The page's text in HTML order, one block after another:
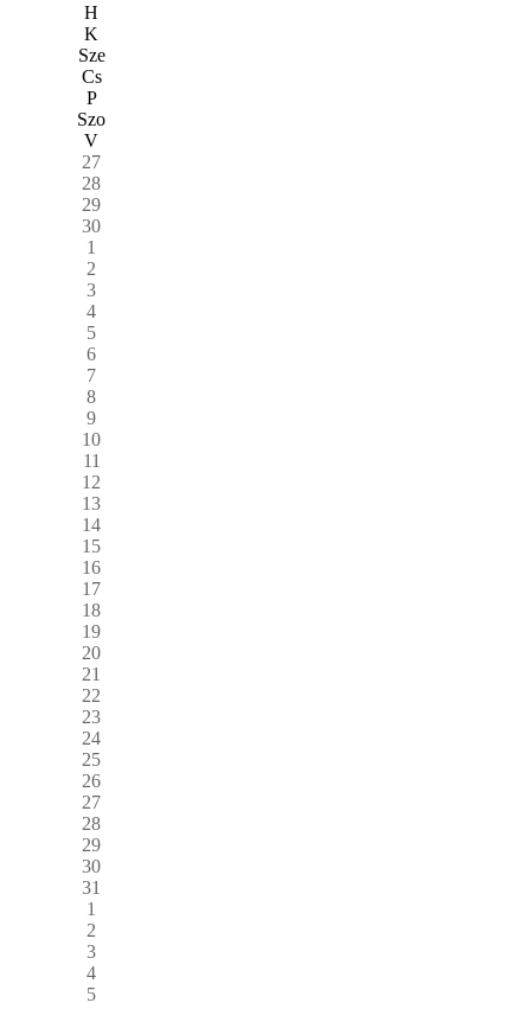
H
K
Sze
Cs
P
Szo
V
27
28
29
30
1
2
3
4
5
6
7
8
9
10
11
12
13
14
15
16
17
18
19
20
21
22
23
24
25
26
27
28
29
30
31
1
2
3
4
5